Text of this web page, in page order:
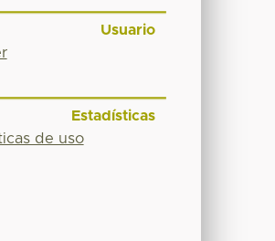
Usuario
Estadísticas
de uso